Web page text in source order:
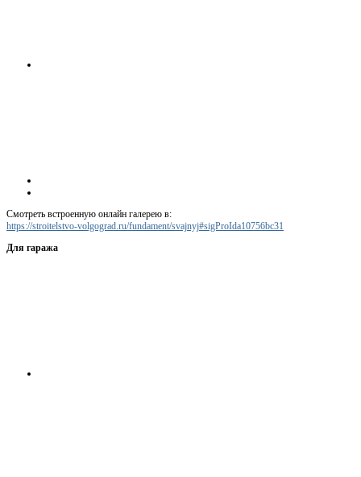
Смотреть встроенную онлайн галерею в:
https://stroitelstvo-volgograd.ru/fundament/svajnyj#sigProIda10756bc31
Для гаража